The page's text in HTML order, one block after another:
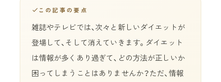
この記事の要点
雑誌やテレビでは、次々と新しいダイエットが
登場して、そして消えていきます。ダイエット
は情報が多くあり過ぎて、どの方法が正しいか
困ってしまうことはありませんか？ただ、情報